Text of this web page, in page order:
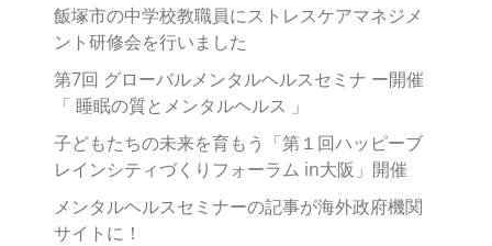
飯塚市の中学校教職員にストレスケアマネジメ
ント研修会を行いました
第7回 グローバルメンタルヘルスセミナ ー開催
「 睡眠の質とメンタルヘルス 」
子どもたちの未来を育もう「第１回ハッピーブ
レインシティづくりフォーラム in大阪」開催
メンタルヘルスセミナーの記事が海外政府機関
サイトに！